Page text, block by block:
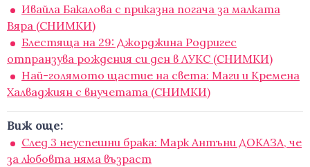
Ивайла Бакалова с приказна погача за малката
Вяра (СНИМКИ)
Блестяща на 29: Джорджина Родригес
отпранзува рождения си ден в ЛУКС (СНИМКИ)
Най-голямото щастие на света: Маги и Кремена
Халваджиян с внучетата (СНИМКИ)
Виж още:
След 3 неуспешни брака: Марк Антъни ДОКАЗА, че
за любовта няма възраст